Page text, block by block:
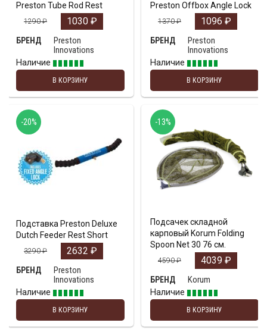
Preston Tube Rod Rest
1290₽ 1030 ₽
БРЕНД
Preston
Innovations
Наличие
В КОРЗИНУ
Preston Offbox Angle Lock
1370₽ 1096 ₽
БРЕНД
Preston
Innovations
Наличие
В КОРЗИНУ
Подставка Preston Deluxe
Dutch Feeder Rest Short
3290₽ 2632 ₽
БРЕНД
Preston
Innovations
Наличие
В КОРЗИНУ
-20%
Подсачек складной
карповый Korum Folding
Spoon Net 30 76 см.
4590₽ 4039 ₽
БРЕНД
Korum
Наличие
В КОРЗИНУ
-13%